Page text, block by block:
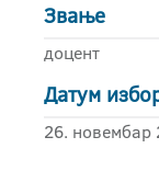
Звање
доцент
Датум
26. новембар